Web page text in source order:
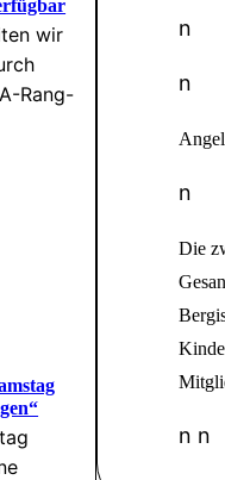
wir
Rang-
n
n
n
Die
n n